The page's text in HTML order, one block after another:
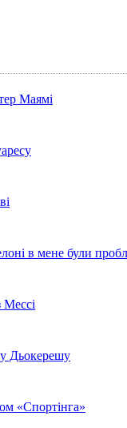
Маямі
в мене були
Мессі
Дьокерешу
«Спортінга»